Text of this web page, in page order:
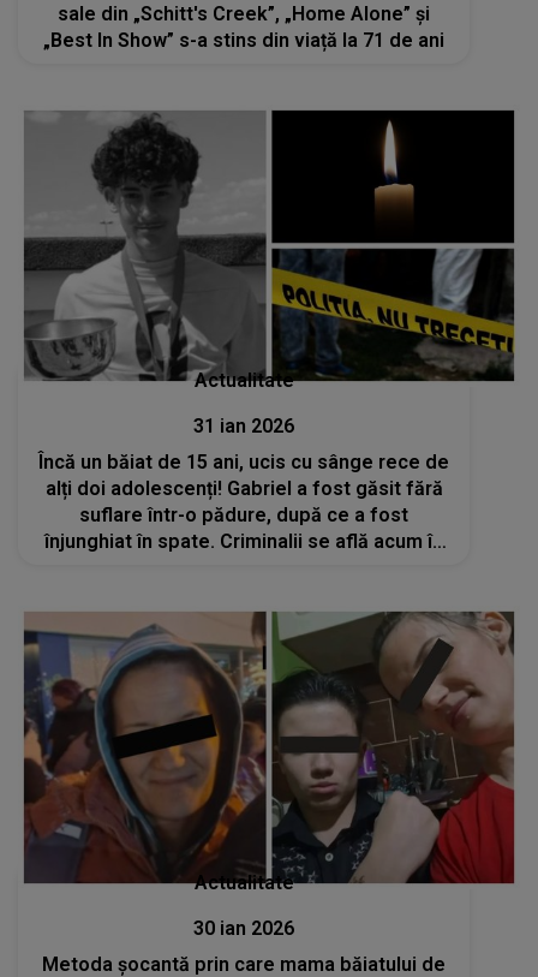
sale din „Schitt's Creek”, „Home Alone” și
„Best In Show” s-a stins din viață la 71 de ani
Actualitate
31 ian 2026
Încă un băiat de 15 ani, ucis cu sânge rece de
alți doi adolescenți! Gabriel a fost găsit fără
suflare într-o pădure, după ce a fost
înjunghiat în spate. Criminalii se află acum în
Actualitate
30 ian 2026
Metoda șocantă prin care mama băiatului de